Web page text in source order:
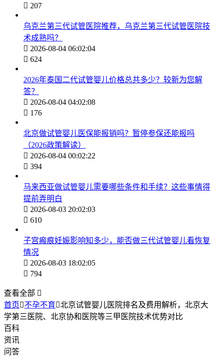
 207
乌克兰第三代试管医院推荐，乌克兰第三代试管医院技
术成熟吗？
 2026-08-04 06:02:04
 624
2026年泰国二代试管婴儿价格总共多少？较新为您解
答？
 2026-08-04 04:02:08
 176
北京做试管婴儿医保能报销吗？暂停参保还能报吗
（2026政策解读）
 2026-08-04 00:02:22
 394
马来西亚做试管婴儿需要哪些条件和手续？这些事情得
提前弄明白
 2026-08-03 20:02:03
 610
子宫瘢痕妊娠影响知多少，能否做三代试管婴儿看恢复
情况
 2026-08-03 18:02:05
 794
查看全部 
首页不孕不育北京试管婴儿医院排名及费用解析，北京大
学第三医院、北京协和医院等三甲医院技术优势对比
百科
资讯
问答